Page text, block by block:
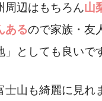
周辺はもちろん山
あるので家族・友
としても良いで
士山も綺麗に見れ